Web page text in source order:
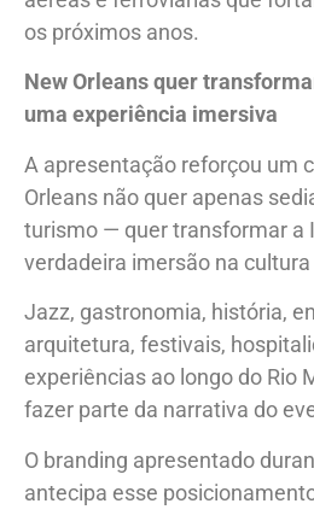
os próximos anos.
New Orleans quer
uma experiência imersiva
A apresentação reforçou um
Orleans não quer apenas
turismo — quer transformar a
verdadeira imersão na
Jazz, gastronomia, história,
arquitetura, festivais,
experiências ao longo do Rio
fazer parte da narrativa do
O branding apresentado
antecipa esse